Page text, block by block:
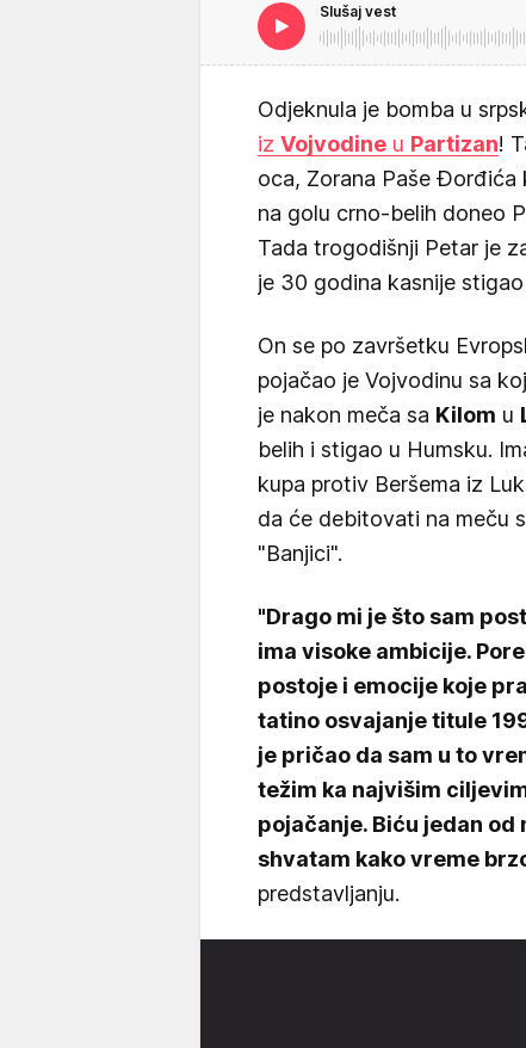
Slušaj vest
Odjeknula je bomba u
iz Vojvodine u Partizan!
oca, Zorana Paše Đorđića
na golu crno-belih doneo
Tada trogodišnji Petar je
je 30 godina kasnije
On se po završetku
pojačao je Vojvodinu sa
je nakon meča sa Kilom u
belih i stigao u Humsku.
kupa protiv Beršema iz
da će debitovati na meču
"Banjici".
"Drago mi je što sam
ima visoke ambicije.
postoje i emocije koje
tatino osvajanje titule
je pričao da sam u to
težim ka najvišim
pojačanje. Biću jedan od
shvatam kako vreme
predstavljanju.